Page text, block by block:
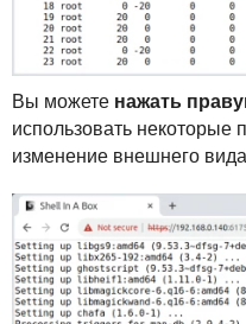
Вы можете нажать
использовать некоторые
изменение внешнего